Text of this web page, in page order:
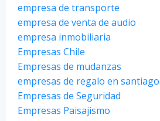
empresa de transporte
empresa de venta de audio
empresa inmobiliaria
Empresas Chile
Empresas de mudanzas
empresas de regalo en santiago
Empresas de Seguridad
Empresas Paisajismo